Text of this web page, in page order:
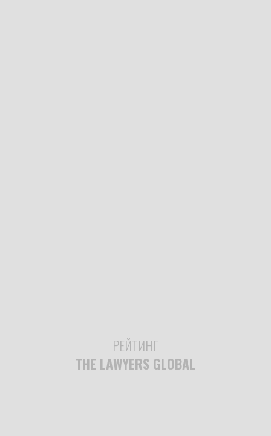
РЕЙТИНГ
THE LAWYERS GLOBAL